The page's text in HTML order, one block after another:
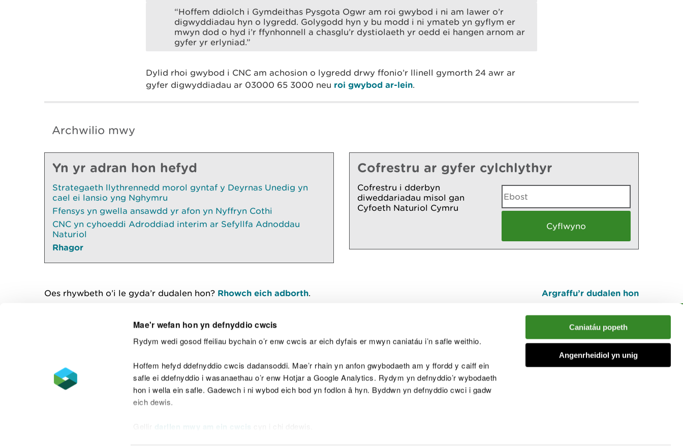
Mae'r wefan hon yn defnyddio cwcis
Rydym wedi gosod ffeiliau bychain o’r enw cwcis ar eich dyfais er mwyn caniatáu i’n safle weithio.
Hoffem hefyd ddefnyddio cwcis dadansoddi. Mae’r rhain yn anfon gwybodaeth am y ffordd y caiff ein
safle ei ddefnyddio i wasanaethau o’r enw Hotjar a Google Analytics. Rydym yn defnyddio’r wybodaeth
hon i wella ein safle. Gadewch i ni wybod eich bod yn fodlon â hyn. Byddwn yn defnyddio cwci i gadw
eich dewis.
darllen mwy am ein cwcis
Caniatáu popeth
Angenrheidiol yn unig
“Hoffem ddiolch i Gymdeithas Pysgota Ogwr am roi gwybod i ni am lawer o’r
digwyddiadau hyn o lygredd. Golygodd hyn y bu modd i ni ymateb yn gyflym er
mwyn dod o hyd i’r ffynhonnell a chasglu’r dystiolaeth yr oedd ei hangen arnom ar
gyfer yr erlyniad.”
Dylid rhoi gwybod i CNC am achosion o lygredd drwy ffonio’r llinell gymorth 24 awr ar
gyfer digwyddiadau ar 03000 65 3000 neu roi gwybod ar-lein.
Archwilio mwy
Yn yr adran hon hefyd
Strategaeth llythrennedd morol gyntaf y Deyrnas Unedig yn
cael ei lansio yng Nghymru
Ffensys yn gwella ansawdd yr afon yn Nyffryn Cothi
CNC yn cyhoeddi Adroddiad interim ar Sefyllfa Adnoddau
Naturiol
Rhagor
Cofrestru ar gyfer cylchlythyr
Cofrestru i dderbyn
diweddariadau misol gan
Cyfoeth Naturiol Cymru
Oes rhywbeth o’i le gyda’r dudalen hon? Rhowch eich adborth. Argraffu’r dudalen hon
I fyny
Datganiad hygyrchedd Safonau'r Gymraeg
Datganiad caethwasiaeth fodern